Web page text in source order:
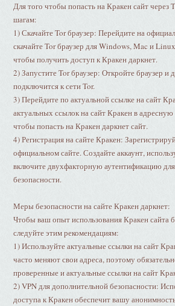
Для того чтобы попасть на Кракен сайт через
шагам:
1) Скачайте Tor браузер: Перейдите на
скачайте Tor браузер для Windows, Mac и
чтобы получить доступ к Кракен даркнет.
2) Запустите Tor браузер: Откройте браузер и
подключится к сети Tor.
3) Перейдите по актуальной ссылке на сайт
актуальных ссылок на сайт Кракен в адресную
чтобы попасть на Кракен даркнет сайт.
4) Регистрация на сайте Кракен:
официальном сайте. Создайте аккаунт,
включите двухфакторную аутентификацию
безопасности.
Меры безопасности на сайте Кракен даркнет:
Чтобы ваш опыт использования Кракен сайта
следуйте этим рекомендациям:
1) Используйте актуальные ссылки на сайт
часто меняют свои адреса, поэтому
проверенные и актуальные ссылки на сайт
2) VPN для дополнительной безопасности:
доступа к Кракен обеспечит вашу